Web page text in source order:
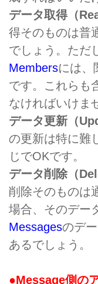
データ取得（
得そのものは普
でしょう。ただ
Membersには、
です。これらも
なければいけま
データ更新（
の更新は特に難
じでOKです。
データ削除（
削除そのものは
場合、そのデー
Messagesのデ
あるでしょう。
●Message側の